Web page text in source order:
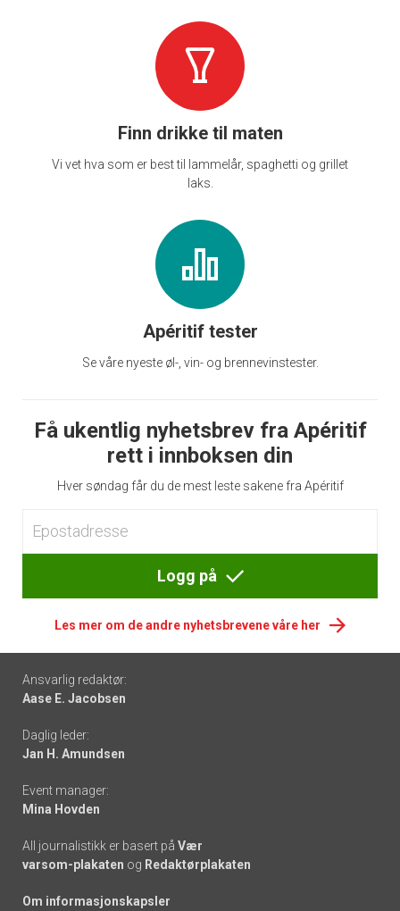
Finn drikke til maten
Vi vet hva som er best til lammelår, spaghetti og grillet
laks.
Apéritif tester
Se våre nyeste øl-, vin- og brennevinstester.
Få ukentlig nyhetsbrev fra Apéritif
rett i innboksen din
Hver søndag får du de mest leste sakene fra Apéritif
Logg på
Les mer om de andre nyhetsbrevene våre her
Footer
-
links
Ansvarlig redaktør:
Aase E. Jacobsen
Daglig leder:
Jan H. Amundsen
Event manager:
Mina Hovden
All journalistikk er basert på Vær
varsom-plakaten og Redaktørplakaten
Om informasjonskapsler